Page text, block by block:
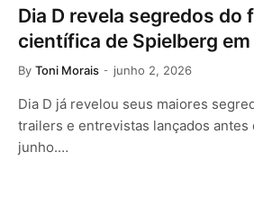
Dia D revela segredos do
científica de Spielberg
By Toni Morais junho 2, 2026
Dia D já revelou seus maiores
trailers e entrevistas lançados antes
junho.…